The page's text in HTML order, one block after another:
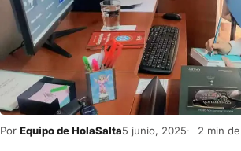
Por Equipo de HolaSalta5 junio, 2025 2 min